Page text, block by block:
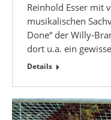
Reinhold Esser mit
musikalischen
Done“ der Willy-
dort u.a. ein
Details